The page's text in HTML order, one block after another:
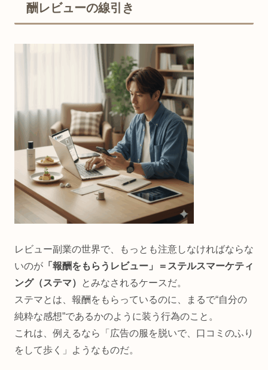
酬レビューの線引き
レビュー副業の世界で、もっとも注意しなければならな
いのが 「報酬をもらうレビュー」＝ステルスマーケティ
ング（ステマ）
とみなされるケースだ。
ステマとは、報酬をもらっているのに、まるで“自分の
純粋な感想”であるかのように装う行為のこと。
これは、例えるなら「広告の服を脱いで、口コミのふり
をして歩く」ようなものだ。